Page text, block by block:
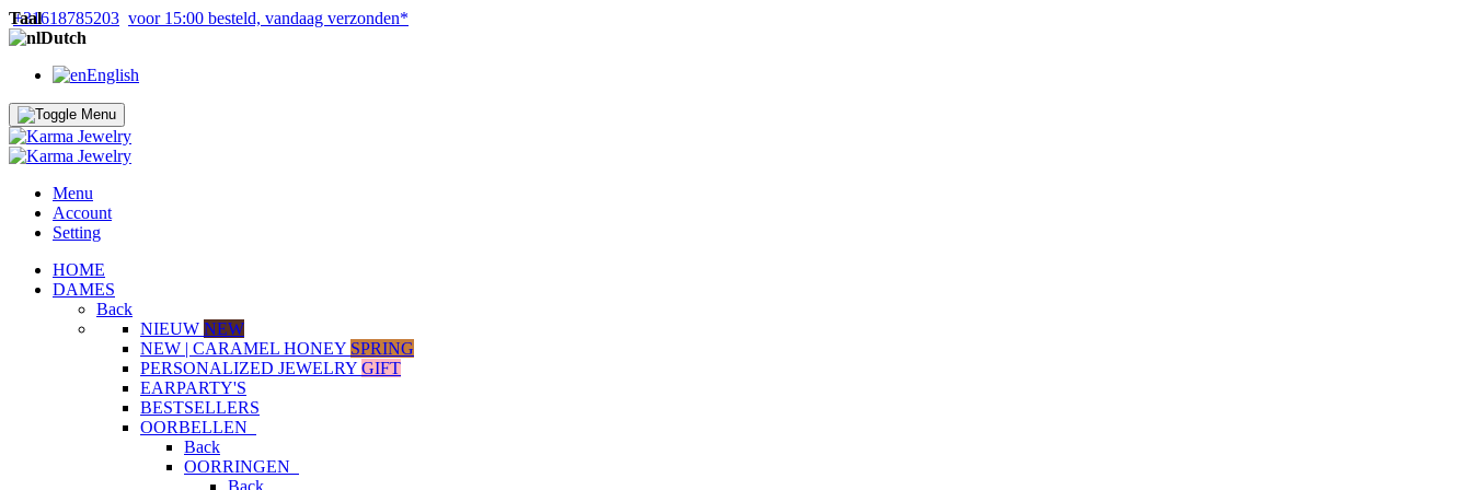
+31618785203 voor 15:00 besteld, vandaag verzonden*
Taal
Dutch
English
Menu
Account
Setting
HOME
DAMES
Back
NIEUW NEW
NEW | CARAMEL HONEY SPRING
PERSONALIZED JEWELRY GIFT
EARPARTY'S
BESTSELLERS
OORBELLEN
Back
OORRINGEN
Back